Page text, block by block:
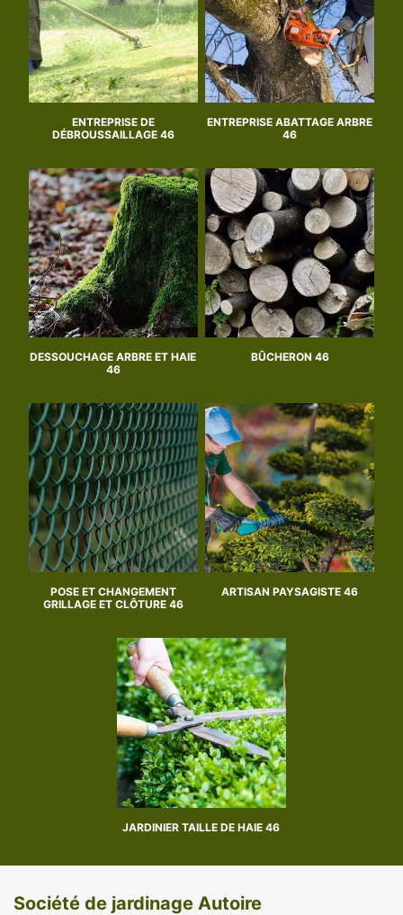
ENTREPRISE DE
DÉBROUSSAILLAGE 46
ENTREPRISE ABATTAGE ARBRE
46
DESSOUCHAGE ARBRE ET HAIE
46
BÛCHERON 46
POSE ET CHANGEMENT
GRILLAGE ET CLÔTURE 46
ARTISAN PAYSAGISTE 46
JARDINIER TAILLE DE HAIE 46
Société de jardinage Autoire